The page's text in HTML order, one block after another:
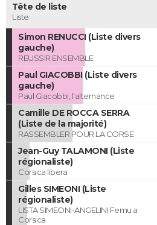
Tête de liste
Liste
Simon RENUCCI (Liste divers
gauche)
REUSSIR ENSEMBLE
Paul GIACOBBI (Liste divers
gauche)
Paul Giacobbi, l'alternance
Camille DE ROCCA SERRA
(Liste de la majorité)
RASSEMBLER POUR LA CORSE
Jean-Guy TALAMONI (Liste
régionaliste)
Corsica libera
Gilles SIMEONI (Liste
régionaliste)
LISTA SIMEONI-ANGELINI Femu a
Corsica